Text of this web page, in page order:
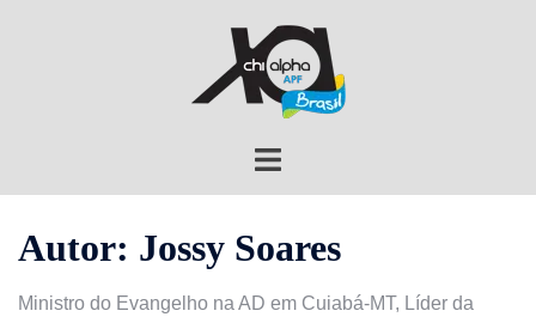
Autor: Jossy Soares
Ministro do Evangelho na AD em Cuiabá-MT, Líder da